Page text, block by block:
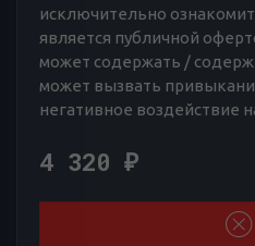
исключительно
является публичной
может содержать /
может вызвать
негативное воздействие
4 320 ₽